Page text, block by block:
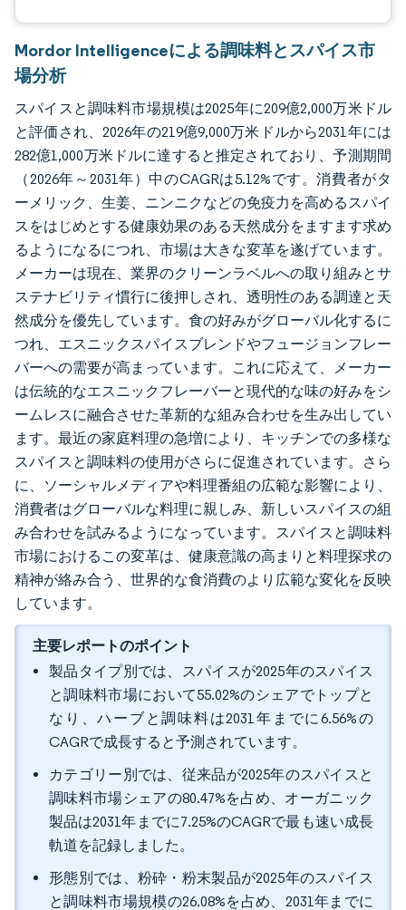
Mordor Intelligenceによる調味料とスパイス市
場分析
スパイスと調味料市場規模は2025年に209億2,000万米ドル
と評価され、2026年の219億9,000万米ドルから2031年には
282億1,000万米ドルに達すると推定されており、予測期間
（2026年～2031年）中のCAGRは5.12%です。消費者がタ
ーメリック、生姜、ニンニクなどの免疫力を高めるスパイ
スをはじめとする健康効果のある天然成分をますます求め
るようになるにつれ、市場は大きな変革を遂げています。
メーカーは現在、業界のクリーンラベルへの取り組みとサ
ステナビリティ慣行に後押しされ、透明性のある調達と天
然成分を優先しています。食の好みがグローバル化するに
つれ、エスニックスパイスブレンドやフュージョンフレー
バーへの需要が高まっています。これに応えて、メーカー
は伝統的なエスニックフレーバーと現代的な味の好みをシ
ームレスに融合させた革新的な組み合わせを生み出してい
ます。最近の家庭料理の急増により、キッチンでの多様な
スパイスと調味料の使用がさらに促進されています。さら
に、ソーシャルメディアや料理番組の広範な影響により、
消費者はグローバルな料理に親しみ、新しいスパイスの組
み合わせを試みるようになっています。スパイスと調味料
市場におけるこの変革は、健康意識の高まりと料理探求の
精神が絡み合う、世界的な食消費のより広範な変化を反映
しています。
主要レポートのポイント
製品タイプ別では、スパイスが2025年のスパイス
と調味料市場において55.02%のシェアでトップと
なり、ハーブと調味料は2031年までに6.56%の
CAGRで成長すると予測されています。
カテゴリー別では、従来品が2025年のスパイスと
調味料市場シェアの80.47%を占め、オーガニック
製品は2031年までに7.25%のCAGRで最も速い成長
軌道を記録しました。
形態別では、粉砕・粉末製品が2025年のスパイス
と調味料市場規模の26.08%を占め、2031年までに